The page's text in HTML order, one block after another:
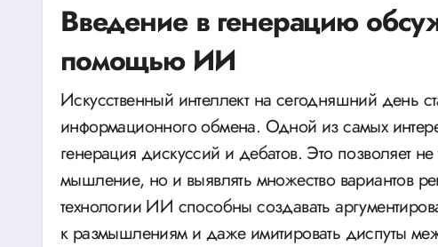
Введение в генерацию
помощью ИИ
Искусственный интеллект на сегодняшний день стал неотъемлемой частью коммуникаций и
информационного обмена. Одной из самых
генерация дискуссий и дебатов. Это позволяет
мышление, но и выявлять множество вариантов
технологии ИИ способны создавать
к размышлениям и даже имитировать диспуты